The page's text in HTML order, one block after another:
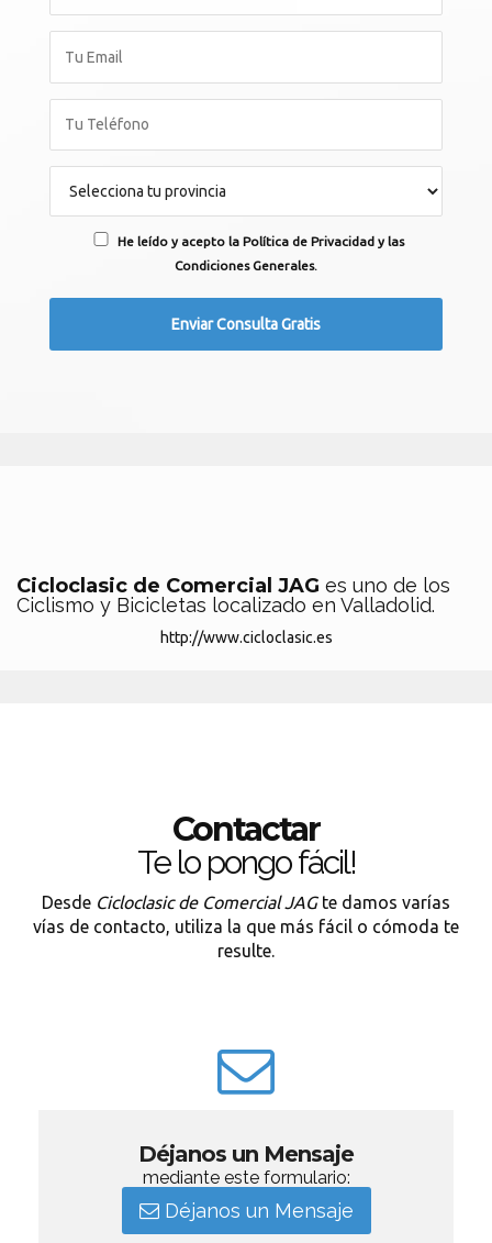
He leído y acepto la Política de Privacidad y las
Condiciones Generales.
Cicloclasic de Comercial JAG es uno de los
Ciclismo y Bicicletas localizado en Valladolid.
http://www.cicloclasic.es
Contactar
Te lo pongo fácil!
Desde Cicloclasic de Comercial JAGte damos varías
vías de contacto, utiliza la que más fácil o cómoda te
resulte.
Déjanos un Mensaje
mediante este formulario:
Déjanos un Mensaje